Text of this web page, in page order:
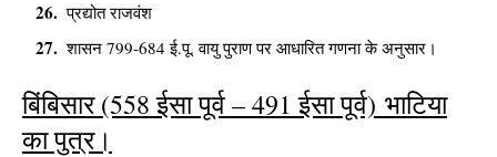
प्रद्योत राजवंश
शासन 799-684 ई.पू. वायु पुराण पर आधारित गणना के अनुसार।
बिंबिसार (558 ईसा पूर्व – 491 ईसा पूर्व) भाटिया
का पुत्र।